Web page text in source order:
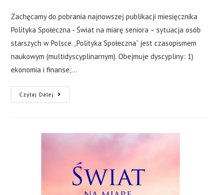
Zachęcamy do pobrania najnowszej publikacji miesięcznika
Polityka Społeczna - Świat na miarę seniora – sytuacja osób
starszych w Polsce. „Polityka Społeczna” jest czasopismem
naukowym (multidyscyplinarnym). Obejmuje dyscypliny: 1)
ekonomia i finanse;…
Czytaj Dalej